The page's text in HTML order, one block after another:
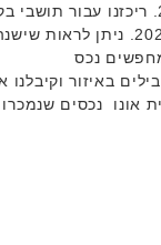
ירידה במכירת דירות בחודש פברואר 2023. ריכזנו עבור
אונו את הדירות שנמכרו בחודש פברואר 2023. ניתן לראות
נכס
באיזור וקיבלנו
אונו נכסים שנמכרו